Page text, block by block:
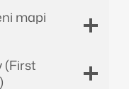
mapi
(First